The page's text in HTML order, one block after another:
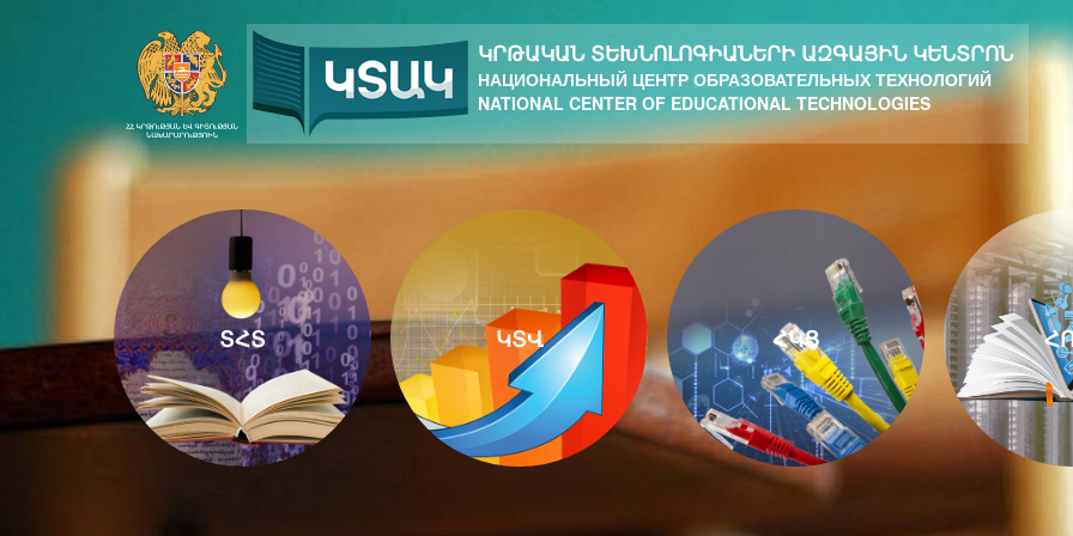
ԿՐԹԱԿԱՆ ՏԵԽՆՈԼՈԳԻԱՆԵՐԻ ԱԶԳԱՅԻՆ ԿԵՆՏՐՈՆ
НАЦИОНАЛЬНЫЙ ЦЕНТР ОБРАЗОВАТЕЛЬНЫХ ТЕХНОЛОГИЙ
NATIONAL CENTER OF EDUCATIONAL TECHNOLOGIES
ՏՀՏ ԿՏՎ ՀԿՑ